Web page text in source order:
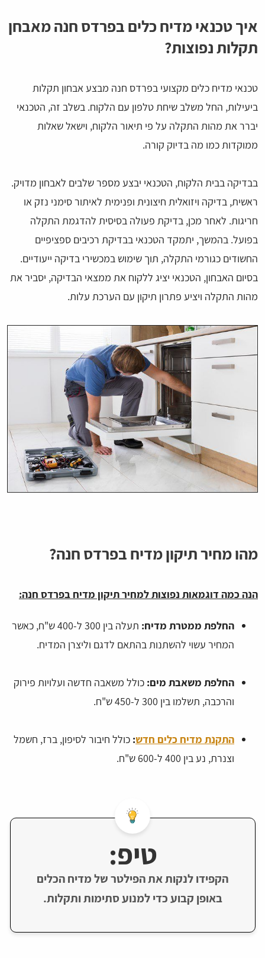
איך טכנאי מדיח כלים בפרדס חנה מאבחן
תקלות נפוצות?
טכנאי מדיח כלים מקצועי בפרדס חנה מבצע אבחון תקלות
ביעילות, החל משלב שיחת טלפון עם הלקוח. בשלב זה, הטכנאי
יברר את מהות התקלה על פי תיאור הלקוח, וישאל שאלות
ממוקדות כמו מה בדיוק קורה.
בבדיקה בבית הלקוח, הטכנאי יבצע מספר שלבים לאבחון מדויק.
ראשית, בדיקה ויזואלית חיצונית ופנימית לאיתור סימני נזק או
חריגות. לאחר מכן, בדיקת פעולה בסיסית להדגמת התקלה
בפועל. בהמשך, יתמקד הטכנאי בבדיקת רכיבים ספציפיים
החשודים כגורמי התקלה, תוך שימוש במכשירי בדיקה ייעודיים.
בסיום האבחון, הטכנאי יציג ללקוח את ממצאי הבדיקה, יסביר את
מהות התקלה ויציע פתרון תיקון עם הערכת עלות.
מהו מחיר תיקון מדיח בפרדס חנה?
הנה כמה דוגמאות נפוצות למחיר תיקון מדיח בפרדס חנה:
החלפת ממטרת מדיח:
תעלה בין 300 ל-400 ש"ח, כאשר
המחיר עשוי להשתנות בהתאם לדגם וליצרן המדיח.
החלפת משאבת מים: כולל משאבה חדשה ועלויות פירוק
והרכבה, תשלמו בין 300 ל-450 ש"ח.
התקנת מדיח כלים חדש: כולל חיבור לסיפון, ברז, חשמל
וצנרת, נע בין 400 ל-600 ש"ח.
טיפ:
הקפידו לנקות את הפילטר של מדיח הכלים
באופן קבוע כדי למנוע סתימות ותקלות.